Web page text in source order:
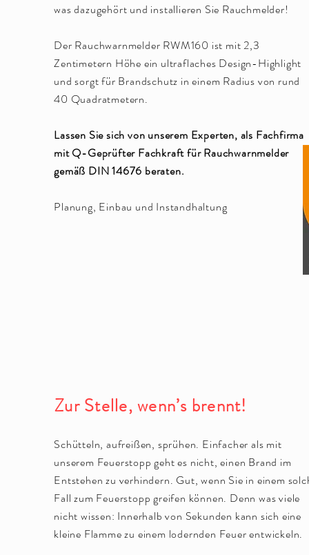
was dazugehört und installieren Sie Rauchmelder!
Der Rauchwarnmelder RWM160 ist mit 2,3
Zentimetern Höhe ein ultraflaches Design-Highlight
und sorgt für Brandschutz in einem Radius von rund
40 Quadratmetern.
Lassen Sie sich von unserem Experten, als Fachfirma
mit Q-Geprüfter Fachkraft für Rauchwarnmelder
gemäß DIN 14676 beraten.
Planung, Einbau und Instandhaltung
Zur Stelle, wenn’s brennt!
Schütteln, aufreißen, sprühen. Einfacher als mit
unserem Feuerstopp geht es nicht, einen Brand im
Entstehen zu verhindern. Gut, wenn Sie in einem
Fall zum Feuerstopp greifen können. Denn was viele
nicht wissen: Innerhalb von Sekunden kann sich eine
kleine Flamme zu einem lodernden Feuer entwickeln.